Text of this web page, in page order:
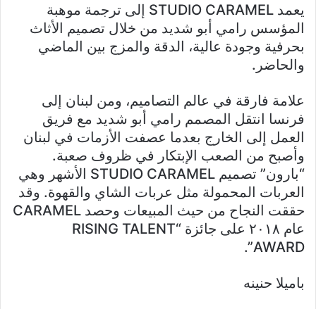
يعمد STUDIO CARAMEL إلى ترجمة موهبة
المؤسس رامي أبو شديد من خلال تصميم الأثاث
بحرفية وجودة عالية، الدقة والمزج بين الماضي
والحاضر.
علامة فارقة في عالم التصاميم، ومن لبنان إلى
فرنسا انتقل المصمم رامي أبو شديد مع فريق
العمل إلى الخارج بعدما عصفت الأزمات في لبنان
وأصبح من الصعب الإبتكار في ظروف صعبة.
“بارون” تصميم STUDIO CARAMEL الأشهر وهي
العربات المحمولة مثل عربات الشاي والقهوة. وقد
حققت النجاح من حيث المبيعات وحصد CARAMEL
عام ٢٠١٨ على جائزة “RISING TALENT
AWARD”.
باميلا حنينه